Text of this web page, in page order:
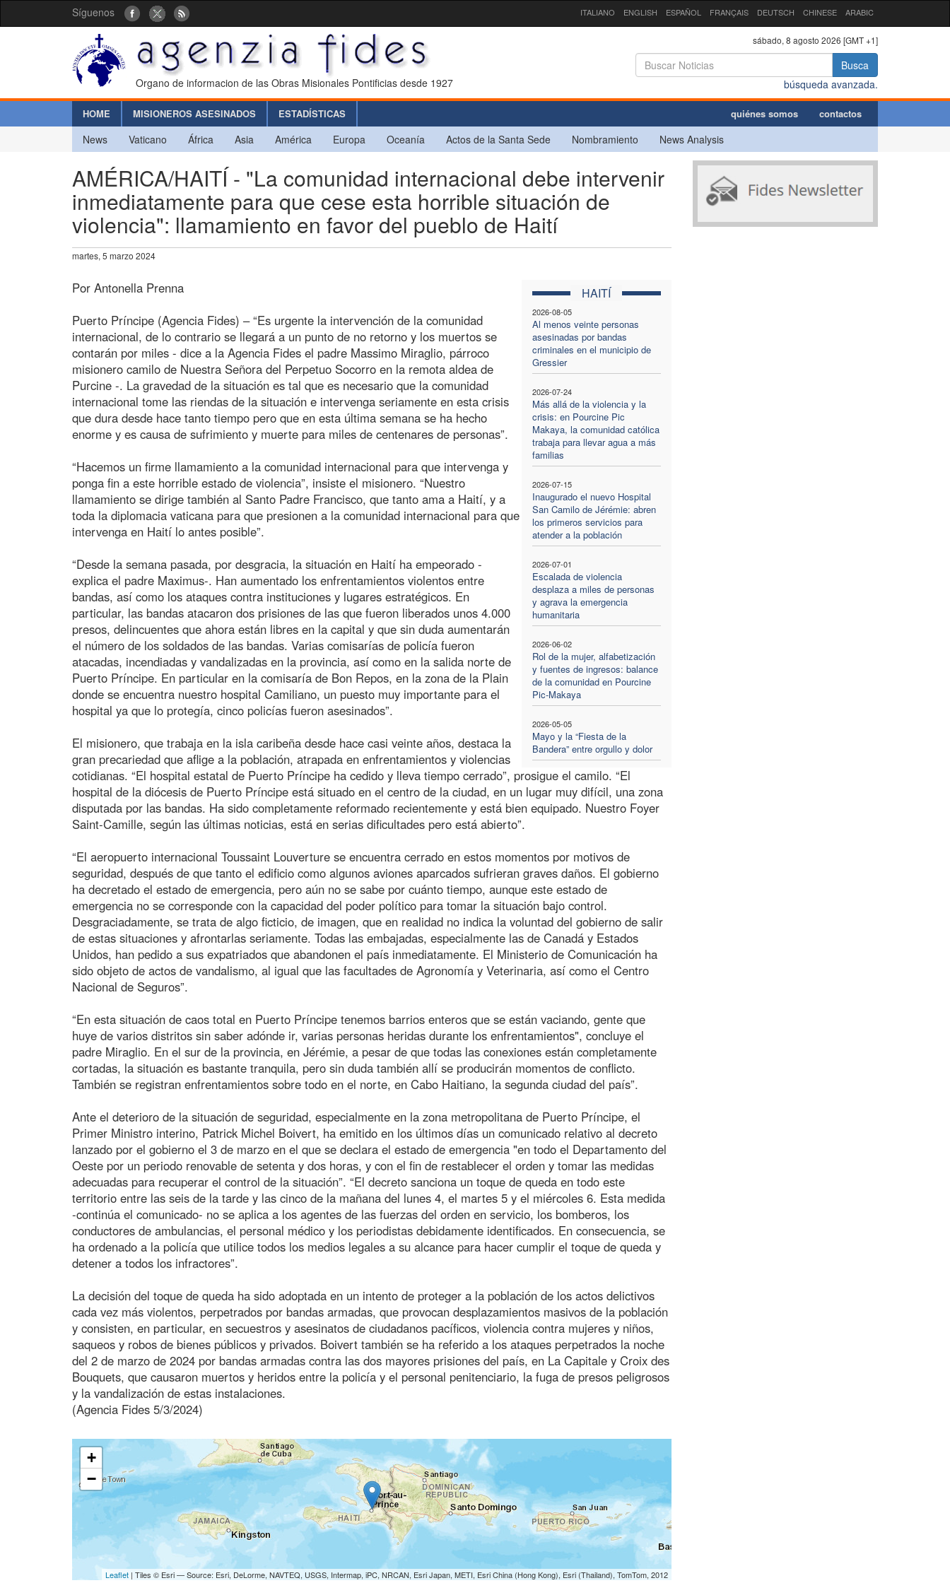
Síguenos ITALIANO ENGLISH ESPAÑOL FRANÇAIS DEUTSCH CHINESE ARABIC
Organo de informacion de las Obras Misionales Pontificias desde 1927
sábado, 8 agosto 2026 [GMT +1]
Busca
búsqueda avanzada.
HOME MISIONEROS ASESINADOS ESTADÍSTICAS quiénes somos contactos
News Vaticano África Asia América Europa Oceanía Actos de la Santa Sede Nombramiento News Analysis
AMÉRICA/HAITÍ - "La comunidad internacional debe intervenir
inmediatamente para que cese esta horrible situación de
violencia": llamamiento en favor del pueblo de Haití
martes, 5 marzo 2024
HAITÍ
2026-08-05
Al menos veinte personas
asesinadas por bandas
criminales en el municipio de
Gressier
2026-07-24
Más allá de la violencia y la
crisis: en Pourcine Pic
Makaya, la comunidad católica
trabaja para llevar agua a más
familias
2026-07-15
Inaugurado el nuevo Hospital
San Camilo de Jérémie: abren
los primeros servicios para
atender a la población
2026-07-01
Escalada de violencia
desplaza a miles de personas
y agrava la emergencia
humanitaria
2026-06-02
Rol de la mujer, alfabetización
y fuentes de ingresos: balance
de la comunidad en Pourcine
Pic-Makaya
2026-05-05
Mayo y la “Fiesta de la
Bandera” entre orgullo y dolor
Por Antonella Prenna
Puerto Príncipe (Agencia Fides) – “Es urgente la intervención de la comunidad
internacional, de lo contrario se llegará a un punto de no retorno y los muertos se
contarán por miles - dice a la Agencia Fides el padre Massimo Miraglio, párroco
misionero camilo de Nuestra Señora del Perpetuo Socorro en la remota aldea de
Purcine -. La gravedad de la situación es tal que es necesario que la comunidad
internacional tome las riendas de la situación e intervenga seriamente en esta crisis
que dura desde hace tanto tiempo pero que en esta última semana se ha hecho
enorme y es causa de sufrimiento y muerte para miles de centenares de personas”.
“Hacemos un firme llamamiento a la comunidad internacional para que intervenga y
ponga fin a este horrible estado de violencia”, insiste el misionero. “Nuestro
llamamiento se dirige también al Santo Padre Francisco, que tanto ama a Haití, y a
toda la diplomacia vaticana para que presionen a la comunidad internacional para que
intervenga en Haití lo antes posible”.
“Desde la semana pasada, por desgracia, la situación en Haití ha empeorado -
explica el padre Maximus-. Han aumentado los enfrentamientos violentos entre
bandas, así como los ataques contra instituciones y lugares estratégicos. En
particular, las bandas atacaron dos prisiones de las que fueron liberados unos 4.000
presos, delincuentes que ahora están libres en la capital y que sin duda aumentarán
el número de los soldados de las bandas. Varias comisarías de policía fueron
atacadas, incendiadas y vandalizadas en la provincia, así como en la salida norte de
Puerto Príncipe. En particular en la comisaría de Bon Repos, en la zona de la Plain
donde se encuentra nuestro hospital Camiliano, un puesto muy importante para el
hospital ya que lo protegía, cinco policías fueron asesinados”.
El misionero, que trabaja en la isla caribeña desde hace casi veinte años, destaca la
gran precariedad que aflige a la población, atrapada en enfrentamientos y violencias
cotidianas. “El hospital estatal de Puerto Príncipe ha cedido y lleva tiempo cerrado”, prosigue el camilo. “El
hospital de la diócesis de Puerto Príncipe está situado en el centro de la ciudad, en un lugar muy difícil, una zona
disputada por las bandas. Ha sido completamente reformado recientemente y está bien equipado. Nuestro Foyer
Saint-Camille, según las últimas noticias, está en serias dificultades pero está abierto”.
“El aeropuerto internacional Toussaint Louverture se encuentra cerrado en estos momentos por motivos de
seguridad, después de que tanto el edificio como algunos aviones aparcados sufrieran graves daños. El gobierno
ha decretado el estado de emergencia, pero aún no se sabe por cuánto tiempo, aunque este estado de
emergencia no se corresponde con la capacidad del poder político para tomar la situación bajo control.
Desgraciadamente, se trata de algo ficticio, de imagen, que en realidad no indica la voluntad del gobierno de salir
de estas situaciones y afrontarlas seriamente. Todas las embajadas, especialmente las de Canadá y Estados
Unidos, han pedido a sus expatriados que abandonen el país inmediatamente. El Ministerio de Comunicación ha
sido objeto de actos de vandalismo, al igual que las facultades de Agronomía y Veterinaria, así como el Centro
Nacional de Seguros”.
“En esta situación de caos total en Puerto Príncipe tenemos barrios enteros que se están vaciando, gente que
huye de varios distritos sin saber adónde ir, varias personas heridas durante los enfrentamientos", concluye el
padre Miraglio. En el sur de la provincia, en Jérémie, a pesar de que todas las conexiones están completamente
cortadas, la situación es bastante tranquila, pero sin duda también allí se producirán momentos de conflicto.
También se registran enfrentamientos sobre todo en el norte, en Cabo Haitiano, la segunda ciudad del país”.
Ante el deterioro de la situación de seguridad, especialmente en la zona metropolitana de Puerto Príncipe, el
Primer Ministro interino, Patrick Michel Boivert, ha emitido en los últimos días un comunicado relativo al decreto
lanzado por el gobierno el 3 de marzo en el que se declara el estado de emergencia "en todo el Departamento del
Oeste por un periodo renovable de setenta y dos horas, y con el fin de restablecer el orden y tomar las medidas
adecuadas para recuperar el control de la situación”. “El decreto sanciona un toque de queda en todo este
territorio entre las seis de la tarde y las cinco de la mañana del lunes 4, el martes 5 y el miércoles 6. Esta medida
-continúa el comunicado- no se aplica a los agentes de las fuerzas del orden en servicio, los bomberos, los
conductores de ambulancias, el personal médico y los periodistas debidamente identificados. En consecuencia, se
ha ordenado a la policía que utilice todos los medios legales a su alcance para hacer cumplir el toque de queda y
detener a todos los infractores”.
La decisión del toque de queda ha sido adoptada en un intento de proteger a la población de los actos delictivos
cada vez más violentos, perpetrados por bandas armadas, que provocan desplazamientos masivos de la población
y consisten, en particular, en secuestros y asesinatos de ciudadanos pacíficos, violencia contra mujeres y niños,
saqueos y robos de bienes públicos y privados. Boivert también se ha referido a los ataques perpetrados la noche
del 2 de marzo de 2024 por bandas armadas contra las dos mayores prisiones del país, en La Capitale y Croix des
Bouquets, que causaron muertos y heridos entre la policía y el personal penitenciario, la fuga de presos peligrosos
y la vandalización de estas instalaciones.
(Agencia Fides 5/3/2024)
+
−
Leaflet| Tiles © Esri — Source: Esri, DeLorme, NAVTEQ, USGS, Intermap, iPC, NRCAN, Esri Japan, METI, Esri China (Hong Kong), Esri (Thailand), TomTom, 2012